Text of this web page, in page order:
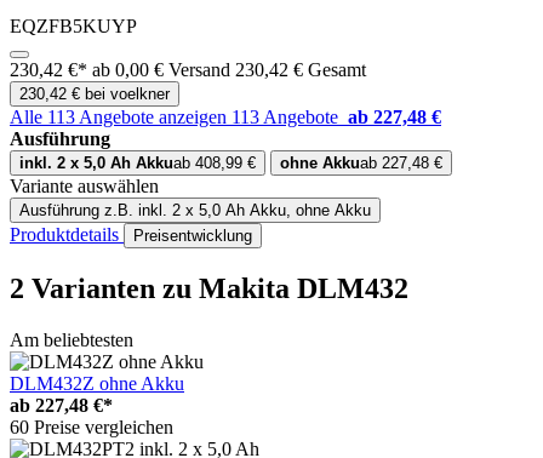
EQZFB5KUYP
230,42 €* ab 0,00 € Versand 230,42 € Gesamt
230,42 € bei voelkner
Alle 113 Angebote anzeigen 113 Angebote ab 227,48 €
Ausführung
inkl. 2 x 5,0 Ah Akkuab 408,99 € ohne Akkuab 227,48 €
Variante auswählen
Ausführung z.B. inkl. 2 x 5,0 Ah Akku, ohne Akku
Produktdetails Preisentwicklung
2 Varianten zu Makita DLM432
Am beliebtesten
DLM432Z ohne Akku
ab 227,48 €*
60 Preise vergleichen